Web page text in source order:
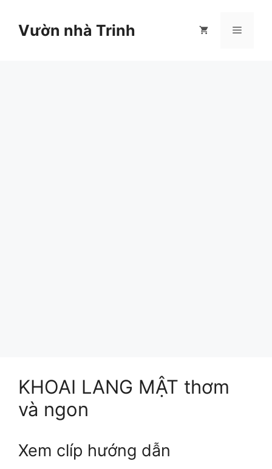
Vườn nhà Trinh Menu
KHOAI LANG MẬT thơm
và ngon
Xem clíp hướng dẫn